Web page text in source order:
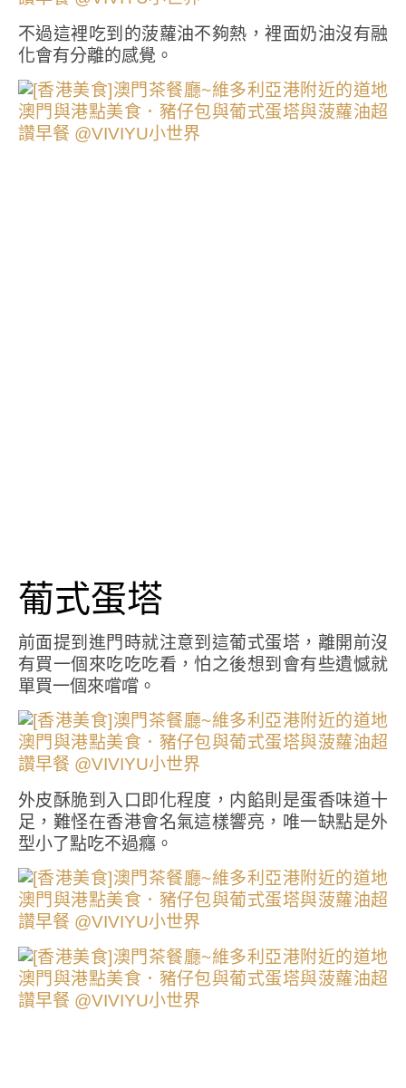
不過這裡吃到的菠蘿油不夠熱，裡面奶油沒有融
化會有分離的感覺。
葡式蛋塔
前面提到進門時就注意到這葡式蛋塔，離開前沒
有買一個來吃吃吃看，怕之後想到會有些遺憾就
單買一個來嚐嚐。
外皮酥脆到入口即化程度，内餡則是蛋香味道十
足，難怪在香港會名氣這樣響亮，唯一缺點是外
型小了點吃不過癮。